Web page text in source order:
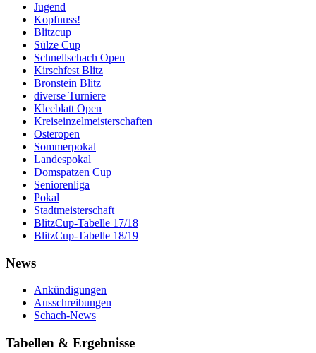
Jugend
Kopfnuss!
Blitzcup
Sülze Cup
Schnellschach Open
Kirschfest Blitz
Bronstein Blitz
diverse Turniere
Kleeblatt Open
Kreiseinzelmeisterschaften
Osteropen
Sommerpokal
Landespokal
Domspatzen Cup
Seniorenliga
Pokal
Stadtmeisterschaft
BlitzCup-Tabelle 17/18
BlitzCup-Tabelle 18/19
News
Ankündigungen
Ausschreibungen
Schach-News
Tabellen & Ergebnisse